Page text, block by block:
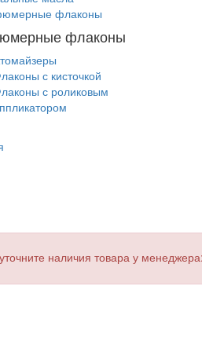
флаконы
флаконы
с кисточкой
с роликовым
наличия товара у менеджера: